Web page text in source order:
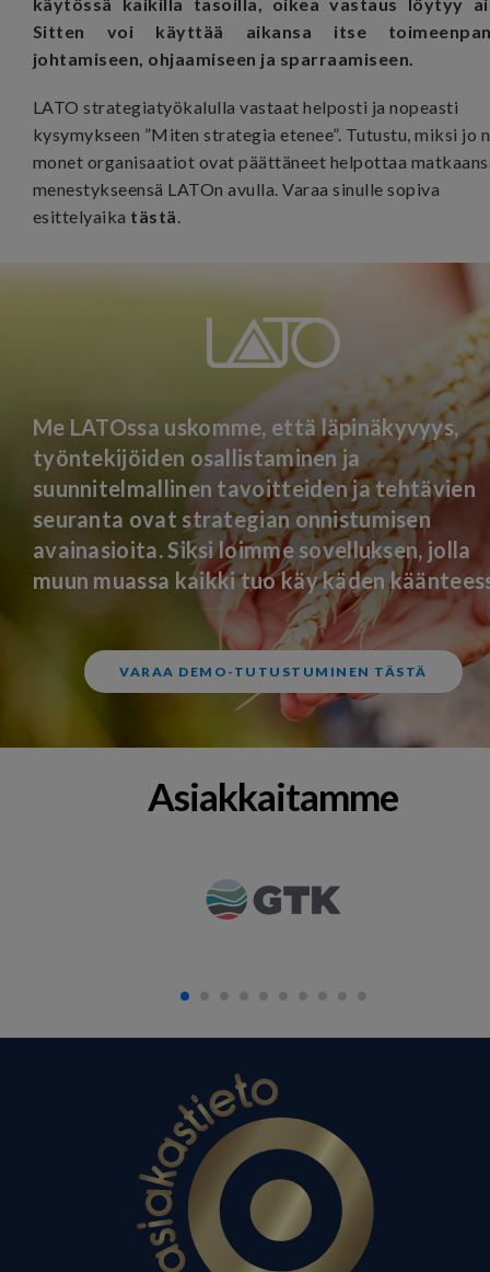
Sitten voi käyttää aikansa itse
johtamiseen, ohjaamiseen ja sparraamiseen.
LATO strategiatyökalulla vastaat helposti ja nopeasti
kysymykseen ”Miten strategia etenee”. Tutustu, miksi jo
monet organisaatiot ovat päättäneet helpottaa
menestykseensä LATOn avulla. Varaa sinulle sopiva
esittelyaika tästä.
Me LATOssa uskomme, että läpinäkyvyys,
työntekijöiden osallistaminen ja
suunnitelmallinen tavoitteiden ja tehtävien
seuranta ovat strategian onnistumisen
avainasioita. Siksi loimme sovelluksen, jolla
muun muassa kaikki tuo käy käden
VARAA DEMO-TUTUSTUMINEN TÄSTÄ
Asiakkaitamme